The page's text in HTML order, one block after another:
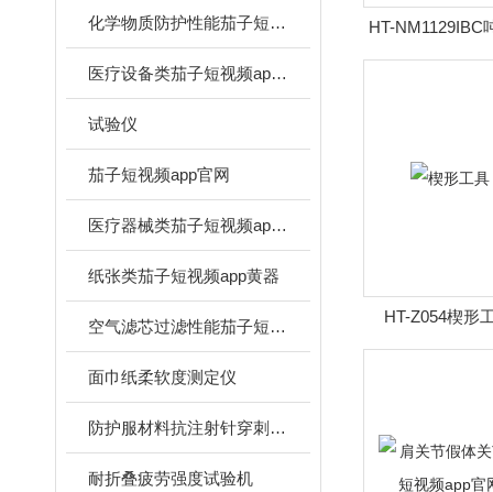
化学物质防护性能茄子短视频app官网
医疗设备类茄子短视频app黄器
试验仪
茄子短视频app官网
医疗器械类茄子短视频app黄器
纸张类茄子短视频app黄器
空气滤芯过滤性能茄子短视频app官网
面巾纸柔软度测定仪
防护服材料抗注射针穿刺性能茄子短视频app官网
耐折叠疲劳强度试验机
HT-NM1129IBC
使用
HT-Z054楔形